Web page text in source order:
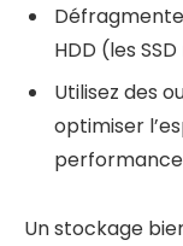
HDD (les
Utilisez des
optimiser
Un stockage